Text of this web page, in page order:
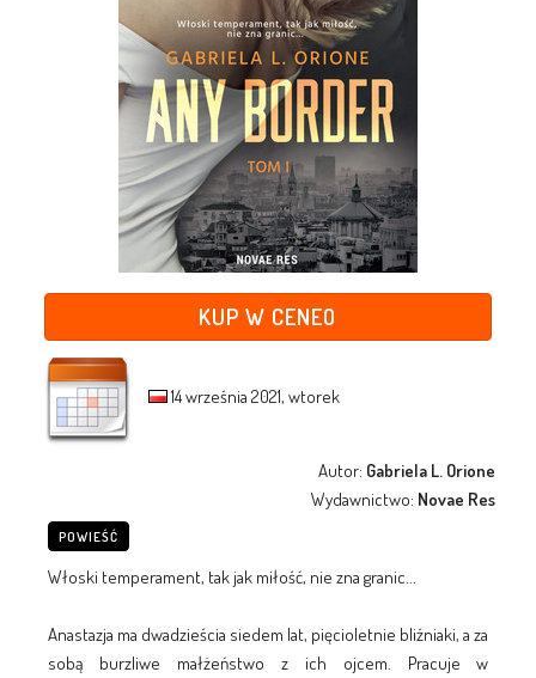
KUP W CENEO
14 września 2021, wtorek
Autor: Gabriela L. Orione
Wydawnictwo: Novae Res
POWIEŚĆ
Włoski temperament, tak jak miłość, nie zna granic...
Anastazja ma dwadzieścia siedem lat, pięcioletnie bliźniaki, a za
sobą burzliwe małżeństwo z ich ojcem. Pracuje w